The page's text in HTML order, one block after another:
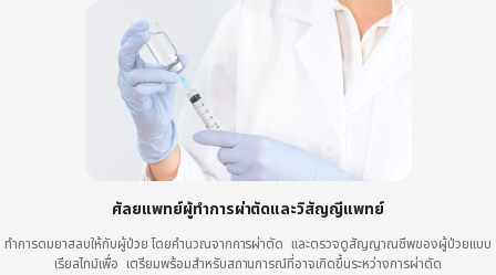
ศัลยแพทย์ผู้ทำการผ่าตัดและวิสัญญีแพทย์
ทำการดมยาสลบให้กับผู้ป่วย โดยคำนวณจากการผ่าตัด และตรวจดูสัญญาณชีพของผู้ป่วยแบบ
เรียลไทม์เพื่อ เตรียมพร้อมสำหรับสถานการณ์ที่อาจเกิดขึ้นระหว่างการผ่าตัด